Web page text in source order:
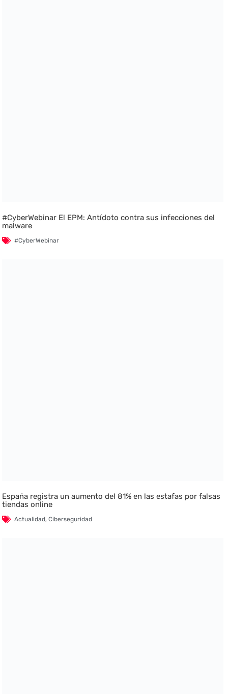
#CyberWebinar El EPM: Antídoto contra sus infecciones del
malware
#CyberWebinar
España registra un aumento del 81% en las estafas por falsas
tiendas online
Actualidad,Ciberseguridad